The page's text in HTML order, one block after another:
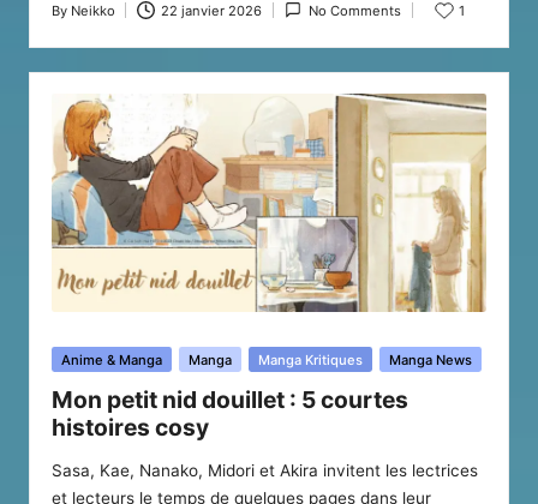
Posted
by
By Neikko 22 janvier 2026 No Comments 1
Posted
Anime & Manga Manga Manga Kritiques Manga News
Mon petit nid douillet : 5 courtes
histoires cosy
Sasa, Kae, Nanako, Midori et Akira invitent les lectrices
et lecteurs le temps de quelques pages dans leur